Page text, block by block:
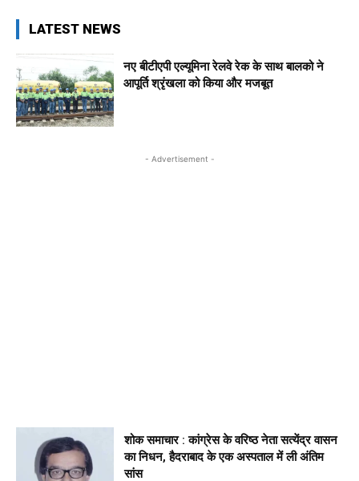
LATEST NEWS
नए बीटीएपी एल्यूमिना रेलवे रेक के साथ बालको ने
आपूर्ति श्रृंखला को किया और मजबूत
- Advertisement -
शोक समाचार : कांग्रेस के वरिष्ठ नेता सत्येंद्र वासन
का निधन, हैदराबाद के एक अस्पताल में ली अंतिम
सांस